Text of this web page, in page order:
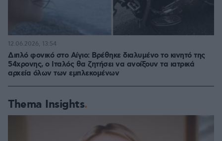
Διπλό φονικό στο Αίγιο: Βρέθηκε διαλυμένο το κινητό της
54χρονης, ο Ιταλός θα ζητήσει να ανοίξουν τα ιατρικά
αρχεία όλων των εμπλεκομένων
12.06.2026, 13:54
Thema Insights